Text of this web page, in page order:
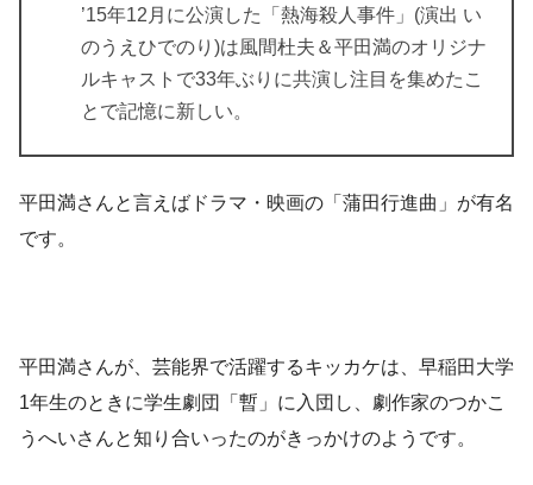
’15年12月に公演した「熱海殺人事件」(演出 い
のうえひでのり)は風間杜夫＆平田満のオリジナ
ルキャストで33年ぶりに共演し注目を集めたこ
とで記憶に新しい。
平田満さんと言えばドラマ・映画の「蒲田行進曲」が有名
です。
平田満さんが、芸能界で活躍するキッカケは、早稲田大学
1年生のときに学生劇団「暫」に入団し、劇作家のつかこ
うへいさんと知り合いったのがきっかけのようです。